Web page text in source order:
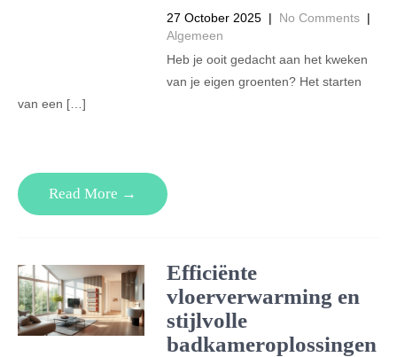
27 October 2025 | No Comments |
Algemeen
Heb je ooit gedacht aan het kweken
van je eigen groenten? Het starten
van een […]
Read More →
Efficiënte
vloerverwarming en
stijlvolle
badkameroplossingen